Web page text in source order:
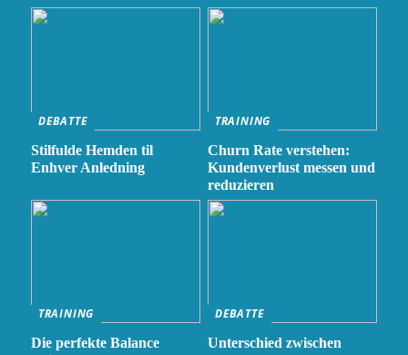
DEBATTE
Stilfulde Hemden til
Enhver Anledning
TRAINING
Churn Rate verstehen:
Kundenverlust messen und
reduzieren
TRAINING
Die perfekte Balance
DEBATTE
Unterschied zwischen